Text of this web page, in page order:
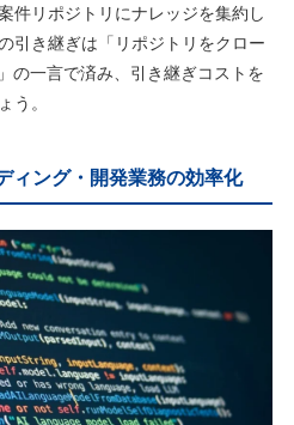
件リポジトリにナレッジを集約し
引き継ぎは「リポジトリをクロー
の一言で済み、引き継ぎコストを
う。
ィング・開発業務の効率化